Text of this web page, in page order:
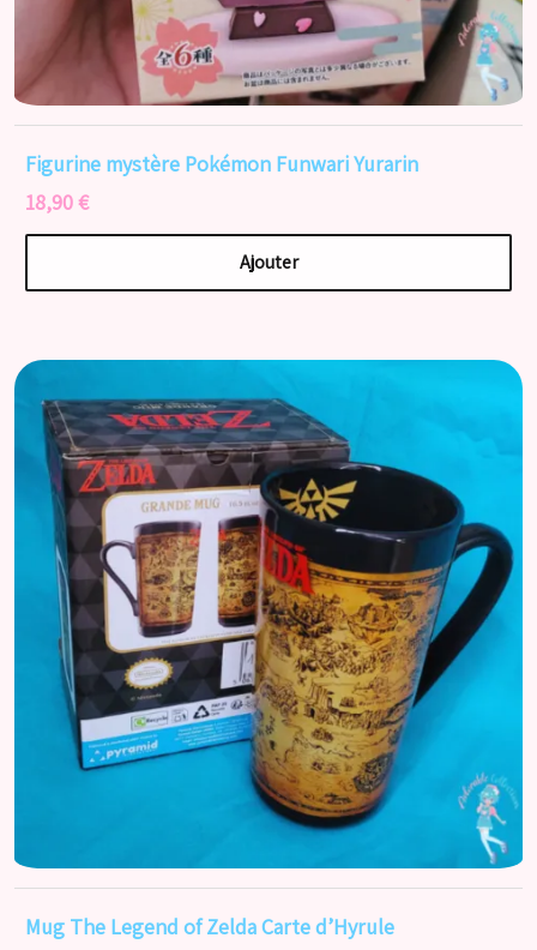
Figurine mystère Pokémon Funwari Yurarin
18,90 €
Ajouter
Mug The Legend of Zelda Carte d’Hyrule